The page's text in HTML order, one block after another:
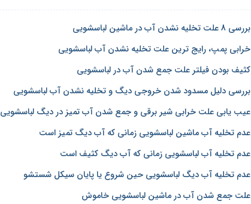
بررسی 8 علت تخلیه نشدن آب در ماشین لباسشویی
خرابی پمپ، رایج ترین علت تخلیه نشدن آب لباسشویی
کثیف بودن فیلتر علت جمع شدن آب در لباسشویی
بررسی دلیل مسدود شدن خروجی دیگ و تخلیه نشدن آب لباسشویی
عیب یابی علت خرابی شیر برقی و جمع شدن آب تمیز در دیگ لباسشویی
عدم تخلیه آب ماشین لباسشویی زمانی که آب دیگ تمیز است
عدم تخلیه آب لباسشویی زمانی که آب دیگ کثیف است
عدم تخلیه آب دیگ لباسشویی حین شروع یا پایان سیکل شستشو
علت جمع شدن آب در ماشین لباسشویی خاموش